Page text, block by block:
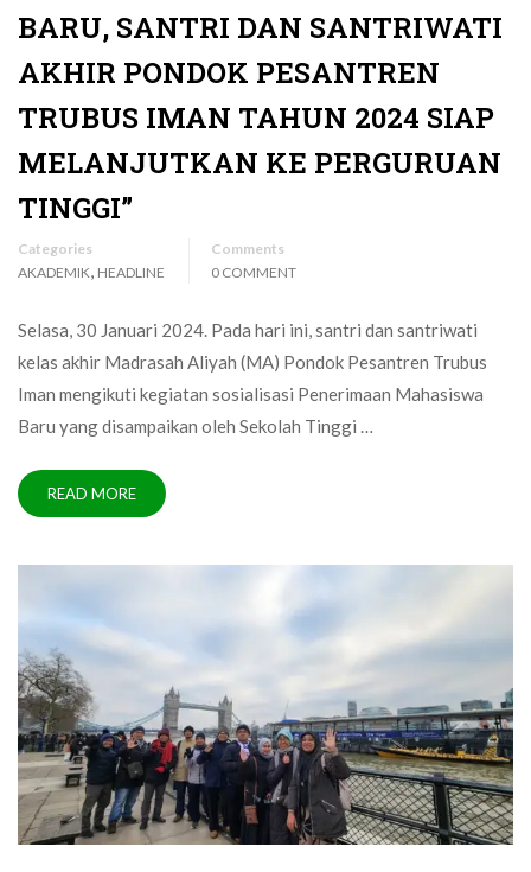
BARU, SANTRI DAN SANTRIWATI
AKHIR PONDOK PESANTREN
TRUBUS IMAN TAHUN 2024 SIAP
MELANJUTKAN KE PERGURUAN
TINGGI”
Categories
AKADEMIK, HEADLINE
Comments
0 COMMENT
Selasa, 30 Januari 2024. Pada hari ini, santri dan santriwati
kelas akhir Madrasah Aliyah (MA) Pondok Pesantren Trubus
Iman mengikuti kegiatan sosialisasi Penerimaan Mahasiswa
Baru yang disampaikan oleh Sekolah Tinggi …
READ MORE